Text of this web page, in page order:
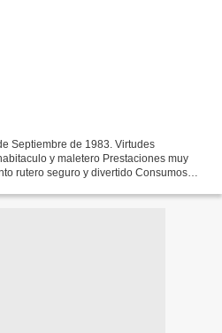
Septiembre de 1983. Virtudes
y maletero Prestaciones muy
rutero seguro y divertido Consumos